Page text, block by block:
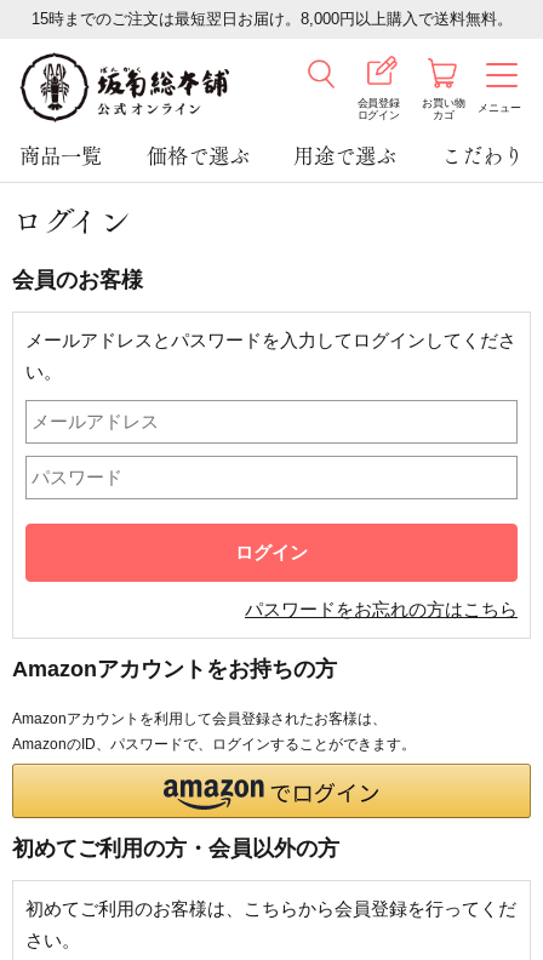
15時までのご注文は最短翌日お届け。8,000円以上購入で送料無料。
会員登録
ログイン
お買い物
カゴ
メニュー
商品一覧 価格で選ぶ 用途で選ぶ こだわり
ログイン
会員のお客様
メールアドレスとパスワードを入力してログインしてくださ
い。
パスワードをお忘れの方はこちら
Amazonアカウントをお持ちの方
Amazonアカウントを利用して会員登録されたお客様は、
AmazonのID、パスワードで、ログインすることができます。
初めてご利用の方・会員以外の方
初めてご利用のお客様は、こちらから会員登録を行ってくだ
さい。